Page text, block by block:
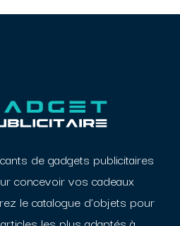
de gadgets publicitaires
concevoir vos cadeaux
le catalogue d’objets pour